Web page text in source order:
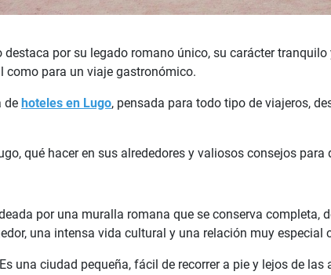
por su legado romano único, su carácter
como para un viaje gastronómico.
de hoteles en Lugo, pensada para todo tipo de viajeros,
qué hacer en sus alrededores y valiosos consejos
por una muralla romana que se conserva completa,
una intensa vida cultural y una relación muy
una ciudad pequeña, fácil de recorrer a pie y lejos de